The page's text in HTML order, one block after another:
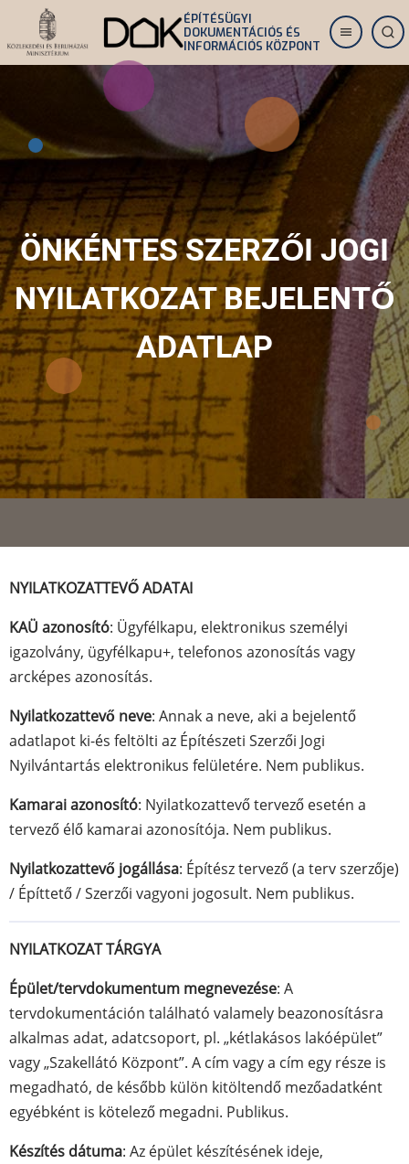
Ugrás
tartalomra
ÉPÍTÉSÜGYI
DOKUMENTÁCIÓS ÉS
INFORMÁCIÓS KÖZPONT
ÖNKÉNTES SZERZŐI JOGI
NYILATKOZAT BEJELENTŐ
ADATLAP
NYILATKOZATTEVŐ ADATAI
KAÜ azonosító: Ügyfélkapu, elektronikus személyi
igazolvány, ügyfélkapu+, telefonos azonosítás vagy
arcképes azonosítás.
Nyilatkozattevő neve: Annak a neve, aki a bejelentő
adatlapot ki-és feltölti az Építészeti Szerzői Jogi
Nyilvántartás elektronikus felületére. Nem publikus.
Kamarai azonosító: Nyilatkozattevő tervező esetén a
tervező élő kamarai azonosítója. Nem publikus.
Nyilatkozattevő jogállása: Építész tervező (a terv szerzője)
/ Építtető / Szerzői vagyoni jogosult. Nem publikus.
NYILATKOZAT TÁRGYA
Épület/tervdokumentum megnevezése: A
tervdokumentáción található valamely beazonosításra
alkalmas adat, adatcsoport, pl. „kétlakásos lakóépület”
vagy „Szakellátó Központ”. A cím vagy a cím egy része is
megadható, de később külön kitöltendő mezőadatként
egyébként is kötelező megadni. Publikus.
Készítés dátuma: Az épület készítésének ideje,